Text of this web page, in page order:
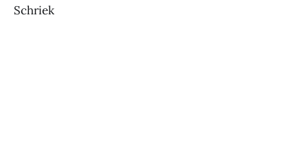
Schriek